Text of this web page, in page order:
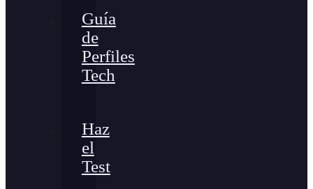
Guía
de
Perfiles
Tech
Haz
el
Test